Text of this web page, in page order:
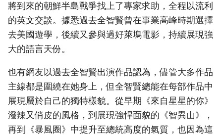
將到來的朝鮮半島戰爭找上了專家求助，全程以流利
的英文交談。據悉過去全智賢曾在事業高峰時期選擇
去美國遊學，後續又參與過好萊塢電影，持續展現強
大的語言天份。
也有網友以過去全智賢出演作品認為，儘管大多作品
主線都是圍繞在她身上，但全智賢總能在每部作品中
展現屬於自己的獨特樣貌。從早期《來自星星的你》
潑辣又俏皮的風格，到展現強悍面貌的《智異山》，
再到《暴風圈》中提升至總統高度的氣質，也因為這